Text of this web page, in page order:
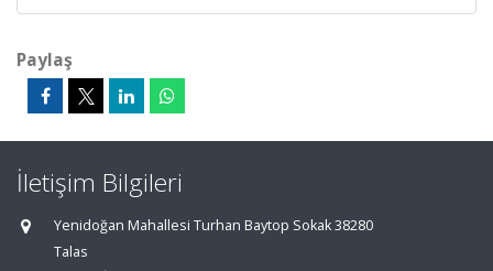
Paylaş
İletişim Bilgileri
Yenidoğan Mahallesi Turhan Baytop Sokak 38280
Talas